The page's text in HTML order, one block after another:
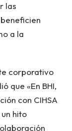
las
a la
corporativo
que «En BHI,
con CIHSA
hito